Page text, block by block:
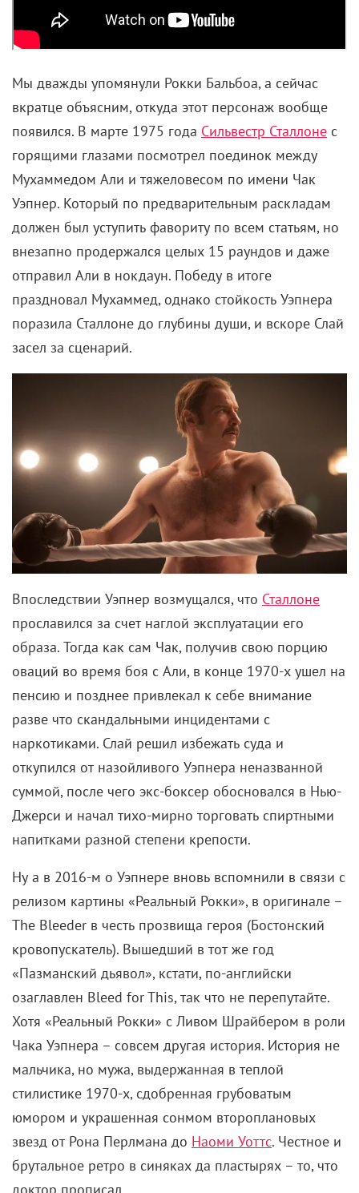
Мы дважды упомянули Рокки Бальбоа, а сейчас
вкратце объясним, откуда этот персонаж вообще
появился. В марте 1975 года Сильвестр Сталлоне с
горящими глазами посмотрел поединок между
Мухаммедом Али и тяжеловесом по имени Чак
Уэпнер. Который по предварительным раскладам
должен был уступить фавориту по всем статьям, но
внезапно продержался целых 15 раундов и даже
отправил Али в нокдаун. Победу в итоге
праздновал Мухаммед, однако стойкость Уэпнера
поразила Сталлоне до глубины души, и вскоре Слай
засел за сценарий.
Впоследствии Уэпнер возмущался, что Сталлоне
прославился за счет наглой эксплуатации его
образа. Тогда как сам Чак, получив свою порцию
оваций во время боя с Али, в конце 1970-х ушел на
пенсию и позднее привлекал к себе внимание
разве что скандальными инцидентами с
наркотиками. Слай решил избежать суда и
откупился от назойливого Уэпнера неназванной
суммой, после чего экс-боксер обосновался в Нью-
Джерси и начал тихо-мирно торговать спиртными
напитками разной степени крепости.
Ну а в 2016-м о Уэпнере вновь вспомнили в связи с
релизом картины «Реальный Рокки», в оригинале –
The Bleeder в честь прозвища героя (Бостонский
кровопускатель). Вышедший в тот же год
«Пазманский дьявол», кстати, по-английски
озаглавлен Bleed for This,так что не перепутайте.
Хотя «Реальный Рокки» с Ливом Шрайбером в роли
Чака Уэпнера – совсем другая история. История не
мальчика, но мужа, выдержанная в теплой
стилистике 1970-х, сдобренная грубоватым
юмором и украшенная сонмом второплановых
звезд от Рона Перлмана до Наоми Уоттс. Честное и
брутальное ретро в синяках да пластырях – то, что